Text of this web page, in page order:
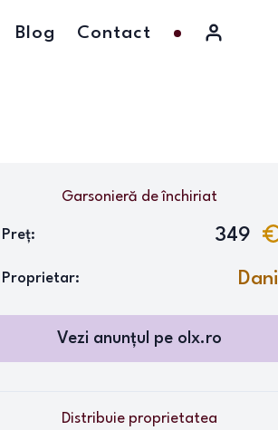
Blog Contact
Garsonieră de închiriat
Preț: 349
Proprietar: Dani
Vezi anunțul pe olx.ro
Distribuie proprietatea